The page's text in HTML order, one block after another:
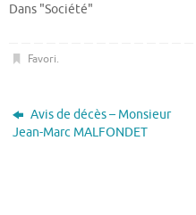
Dans "Société"
Favori.
Avis de décès – Monsieur
Jean-Marc MALFONDET